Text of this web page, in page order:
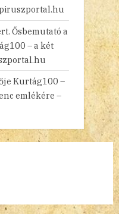
Ősbemutató a
– a két
Kurtág100 –
emlékére –